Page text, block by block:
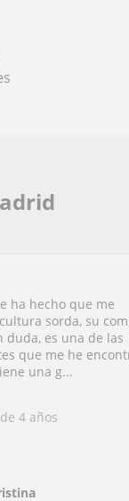
ha hecho que me
sorda, su
duda, es una de las
que me he
una g...
4 años